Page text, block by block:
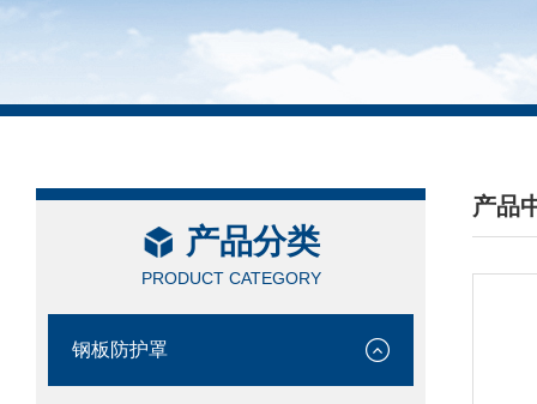
产品分类
PRODUCT CATEGORY
钢板防护罩
产品
/